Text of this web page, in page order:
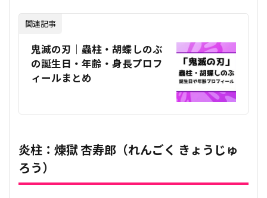
関連記事
鬼滅の刃｜蟲柱・胡蝶しのぶ
の誕生日・年齢・身長プロフ
ィールまとめ
炎柱：煉獄 杏寿郎（れんごく きょうじゅ
ろう）